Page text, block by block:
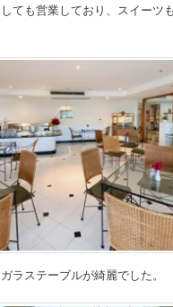
ても営業しており、スイーツ
ラステーブルが綺麗でした。